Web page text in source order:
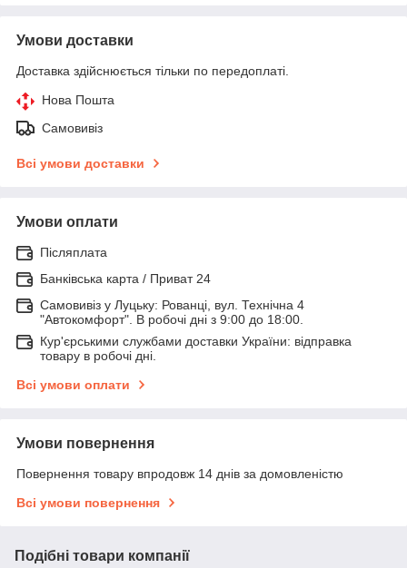
Умови доставки
Доставка здійснюється тільки по передоплаті.
Нова Пошта
Самовивіз
Всі умови доставки
Умови оплати
Післяплата
Банківська карта / Приват 24
Самовивіз у Луцьку: Рованці, вул. Технічна 4
"Автокомфорт". В робочі дні з 9:00 до 18:00.
Кур'єрськими службами доставки України: відправка
товару в робочі дні.
Всі умови оплати
Умови повернення
Повернення товару впродовж 14 днів за домовленістю
Всі умови повернення
Подібні товари компанії